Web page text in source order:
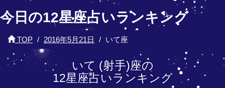
今日の12星座占いランキング
TOP 2016年5月21日 いて座
いて (射手)座の
12星座占いランキング